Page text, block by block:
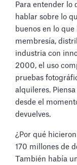
Para entender lo
hablar sobre lo
buenos en lo
membresía,
industria con
2000, el uso
pruebas
alquileres.
desde el
devuelves.
¿Por qué
170 millones de
También había